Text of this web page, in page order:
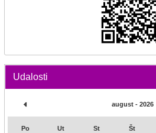
Udalosti
august - 2026
Po Ut St Št